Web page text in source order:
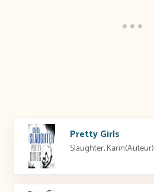
Pretty Girls
Slaughter, Karin(Auteur)